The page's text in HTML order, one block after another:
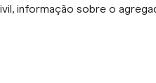
informação sobre o